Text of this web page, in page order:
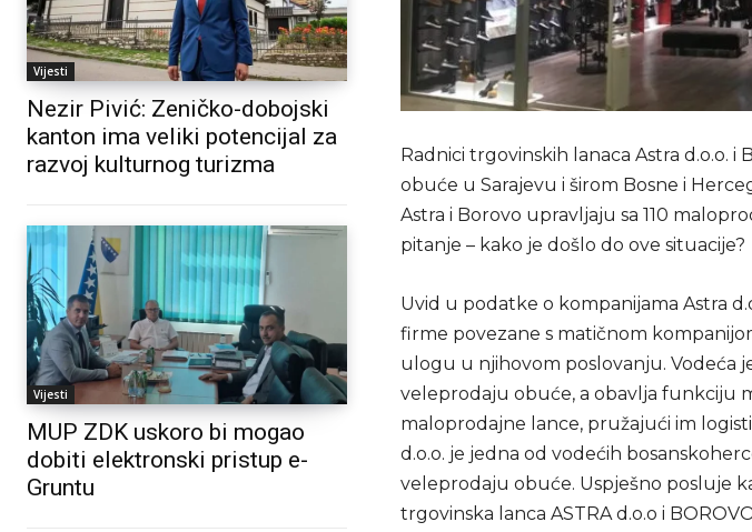
Vijesti
Nezir Pivić: Zeničko-dobojski
kanton ima veliki potencijal za
razvoj kulturnog turizma
Vijesti
MUP ZDK uskoro bi mogao
dobiti elektronski pristup e-
Gruntu
Radnici trgovinskih lanaca Astra d.o.o. i
obuće u Sarajevu i širom Bosne i
Astra i Borovo upravljaju sa 110
pitanje – kako je došlo do ove situacije?
Uvid u podatke o kompanijama Astra
firme povezane s matičnom
ulogu u njihovom poslovanju. Vodeća
veleprodaju obuće, a obavlja funkciju
maloprodajne lance, pružajući im
d.o.o. je jedna od vodećih
veleprodaju obuće. Uspješno posluje
trgovinska lanca ASTRA d.o.o i